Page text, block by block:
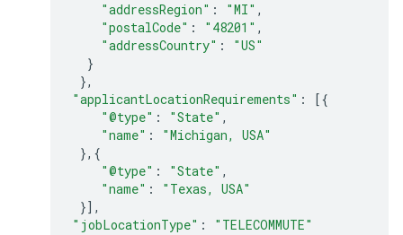
"addressRegion" : "MI" ,
"postalCode" : "48201" ,
"addressCountry" :
"US"
}
},
"applicantLocationRequirements" :
[{
"@type" : "State" ,
"name" :
"Michigan, USA"
},{
"@type" : "State" ,
"name" :
"Texas, USA"
}],
"jobLocationType" : "TELECOMMUTE"